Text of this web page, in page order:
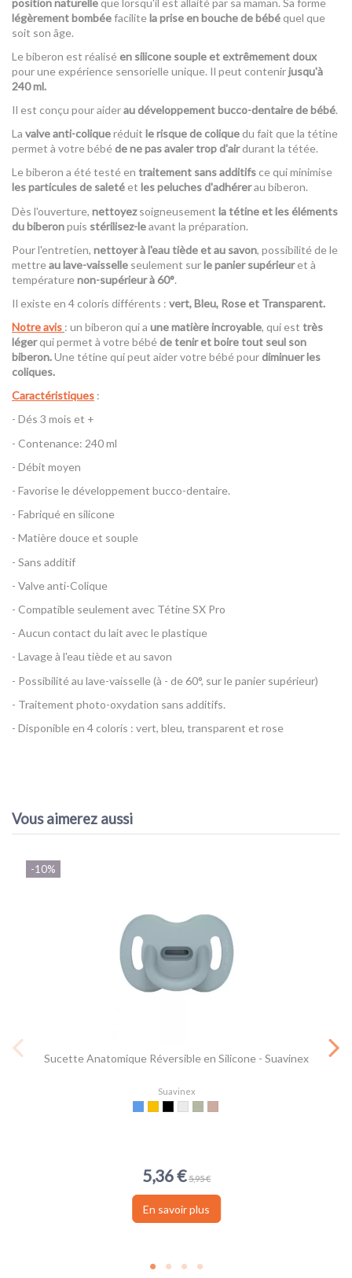
légèrement bombéefacilitela prise en bouche de bébéquel que
soit son âge.
Le biberon est réalisé en silicone souple et extrêmement doux
pour une expérience sensorielle unique. Il peut contenirjusqu'à
240 ml.
Il est conçu pour aiderau développement bucco-dentaire de bébé.
La valve anti-coliqueréduit le risque de coliquedu fait que la tétine
permet à votre bébé de ne pas avaler trop d'airdurant la tétée.
Le biberon a été testé en traitement sans additifsce qui minimise
les particules de saleté et les peluches d'adhérerau biberon.
Dès l'ouverture, nettoyezsoigneusement la tétine et les éléments
du biberonpuis stérilisez-leavant la préparation.
Pour l'entretien, nettoyer à l'eau tiède et au savon, possibilité de le
mettreau lave-vaisselle seulement surle panier supérieuret à
températurenon-supérieur à 60°.
Il existe en 4 coloris différents : vert, Bleu, Rose et Transparent.
Notre avis : un biberon qui a une matière incroyable, qui est très
légerqui permet à votre bébé de tenir et boire tout seul son
biberon.Une tétine qui peut aider votre bébé pour diminuer les
coliques.
Caractéristiques :
- Dés 3 mois et +
- Contenance: 240 ml
- Débit moyen
- Favorise le développement bucco-dentaire.
- Fabriqué en silicone
- Matière douce et souple
- Sans additif
- Valve anti-Colique
- Compatible seulement avec Tétine SX Pro
- Aucun contact du lait avec le plastique
- Lavage à l'eau tiède et au savon
- Possibilité au lave-vaisselle (à - de 60°, sur le panier supérieur)
- Traitement photo-oxydation sans additifs.
- Disponible en 4 coloris : vert, bleu, transparent et rose
Vous aimerez aussi
-10%
Sucette Anatomique Réversible en Silicone - Suavinex
Suavinex
5,36 € 5,95 €
BleuMoutarde
Terracota
Transparent
Vert armée
Nude
En savoir plus